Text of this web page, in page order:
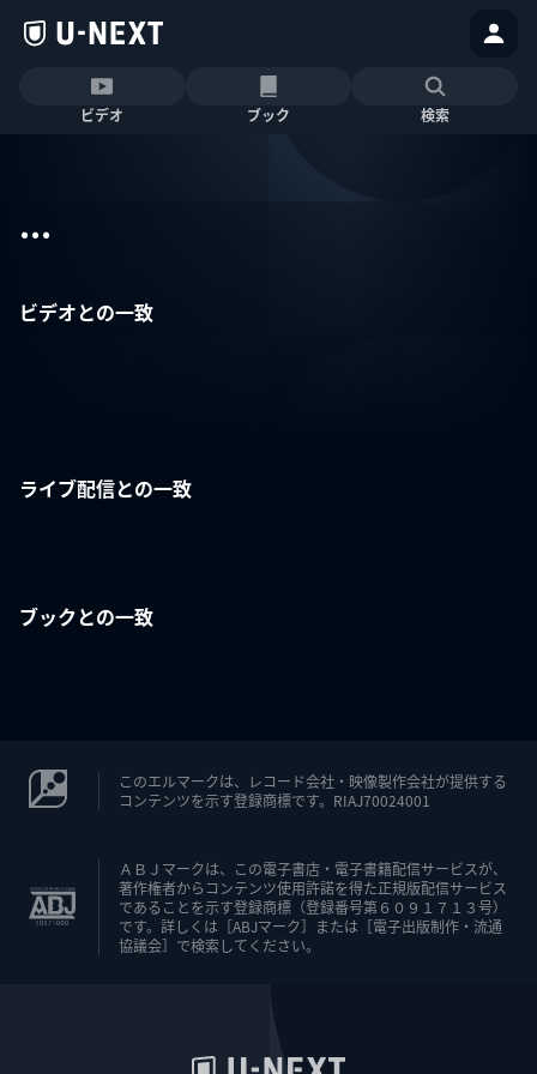
ビデオ ブック 検索
...
ビデオとの一致
ライブ配信との一致
ブックとの一致
このエルマークは、レコード会社・映像製作会社が提供する
コンテンツを示す登録商標です。RIAJ70024001
ＡＢＪマークは、この電子書店・電子書籍配信サービスが、
著作権者からコンテンツ使用許諾を得た正規版配信サービス
であることを示す登録商標（登録番号第６０９１７１３号）
です。詳しくは［ABJマーク］または［電子出版制作・流通
協議会］で検索してください。